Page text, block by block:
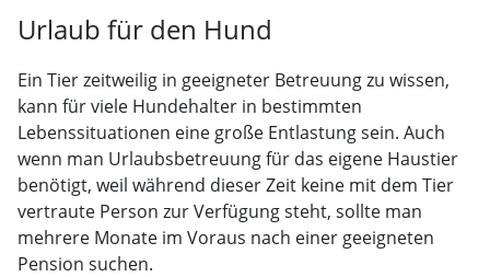
Urlaub für den Hund
Ein Tier zeitweilig in geeigneter Betreuung zu wissen,
kann für viele Hundehalter in bestimmten
Lebenssituationen eine große Entlastung sein. Auch
wenn man Urlaubsbetreuung für das eigene Haustier
benötigt, weil während dieser Zeit keine mit dem Tier
vertraute Person zur Verfügung steht, sollte man
mehrere Monate im Voraus nach einer geeigneten
Pension suchen.